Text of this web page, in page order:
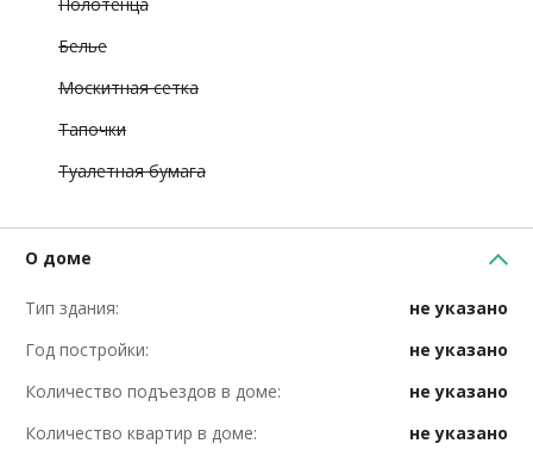
Белье
Москитная сетка
Тапочки
Туалетная бумага
О доме
Тип здания:
не указано
Год постройки:
не указано
Количество подъездов в доме:
не указано
Количество квартир в доме:
не указано